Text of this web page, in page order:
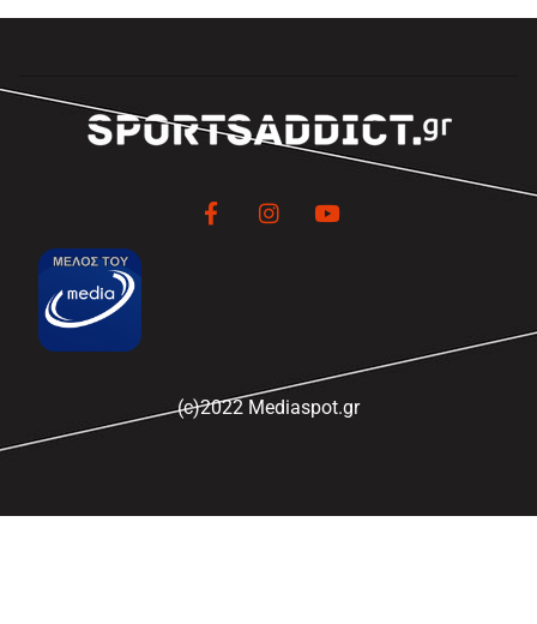
(c)2022 Mediaspot.gr